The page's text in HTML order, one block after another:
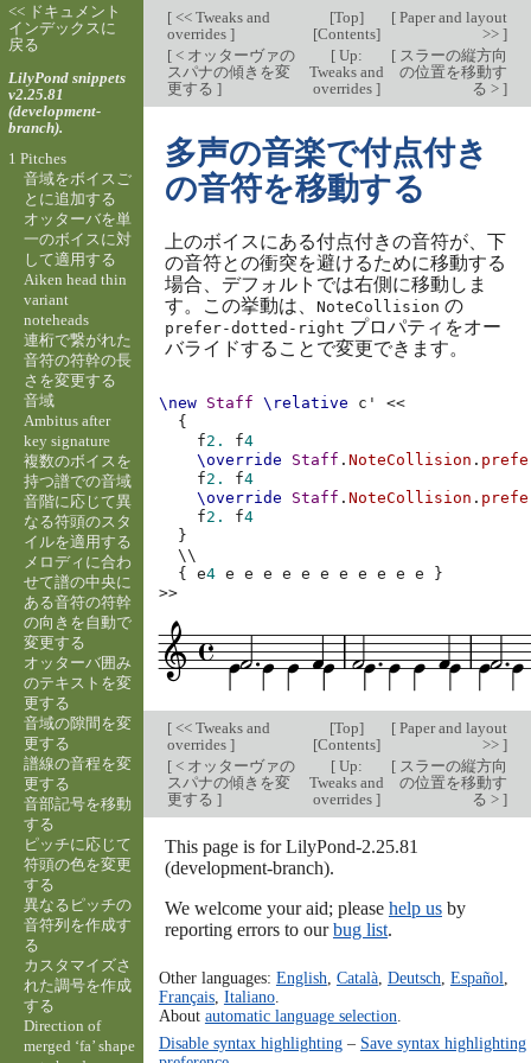
[<< Tweaks and
overrides ]
[Top]
[Contents]
[Paper and layout
>> ]
[< オッターヴァの
スパナの傾きを変
更する ]
[Up:
Tweaks and
overrides ]
[スラーの縦方向
の位置を移動す
る > ]
多声の音楽で付点付き
の音符を移動する
上のボイスにある付点付きの音符が、下
の音符との衝突を避けるために移動する
場合、デフォルトでは右側に移動しま
す。この挙動は、 NoteCollision の
prefer-dotted-right プロパティをオー
バライドすることで変更できます。
\new Staff \relative c'
<<
{
f2. f4
\override
Staff .NoteCollision .
f2. f4
\override
Staff .NoteCollision .
f2. f4
}
\\
{
e4 e e e e e e e e e e e
}
>>
[<< Tweaks and
overrides ]
[Top]
[Contents]
[Paper and layout
>> ]
[< オッターヴァの
スパナの傾きを変
更する ]
[Up:
Tweaks and
overrides ]
[スラーの縦方向
の位置を移動す
る > ]
This page is for LilyPond-2.25.81
(development-branch).
We welcome your aid; please help usby
reporting errors to ourbug list.
Other languages: English Català, Deutsch Español
Français, Italiano.
About automatic language selection
Disable syntax highlighting– Save syntax highlighting
<< ドキュメント
インデックスに
戻る
LilyPond snippets
v2.25.81
(development-
branch).
1 Pitches
音域をボイスご
とに追加する
オッターバを単
一のボイスに対
して適用する
Aiken head thin
variant
noteheads
連桁で繋がれた
音符の符幹の長
さを変更する
音域
Ambitus after
key signature
複数のボイスを
持つ譜での音域
音階に応じて異
なる符頭のスタ
イルを適用する
メロディに合わ
せて譜の中央に
ある音符の符幹
の向きを自動で
変更する
オッターバ囲み
のテキストを変
更する
音域の隙間を変
更する
譜線の音程を変
更する
音部記号を移動
する
ピッチに応じて
符頭の色を変更
する
異なるピッチの
音符列を作成す
る
カスタマイズさ
れた調号を作成
する
Direction of
merged ‘fa’ shape